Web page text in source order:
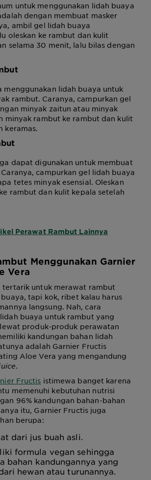
untuk menggunakan lidah buaya
dengan membuat masker
ambil gel lidah buaya
oleskan ke rambut dan kulit
selama 30 menit, lalu bilas dengan
menggunakan lidah buaya untuk
rambut. Caranya, campurkan gel
minyak zaitun atau minyak
minyak rambut ke rambut dan kulit
keramas.
dapat digunakan untuk membuat
campurkan gel lidah buaya
tetes minyak esensial. Oleskan
rambut dan kulit kepala setelah
Perawat Rambut Lainnya
Menggunakan Garnier
Vera
tertarik untuk merawat rambut
tapi kok, ribet kalau harus
langsung. Nah, cara
buaya untuk rambut yang
produk-produk perawatan
kandungan bahan lidah
adalah Garnier Fructis
Aloe Vera yang mengandung
.
Fructis istimewa banget karena
memenuhi kebutuhan nutrisi
96% kandungan bahan-bahan
itu, Garnier Fructis juga
berupa:
dari jus buah asli.
formula vegan sehingga
bahan kandungannya yang
hewan atau turunannya.